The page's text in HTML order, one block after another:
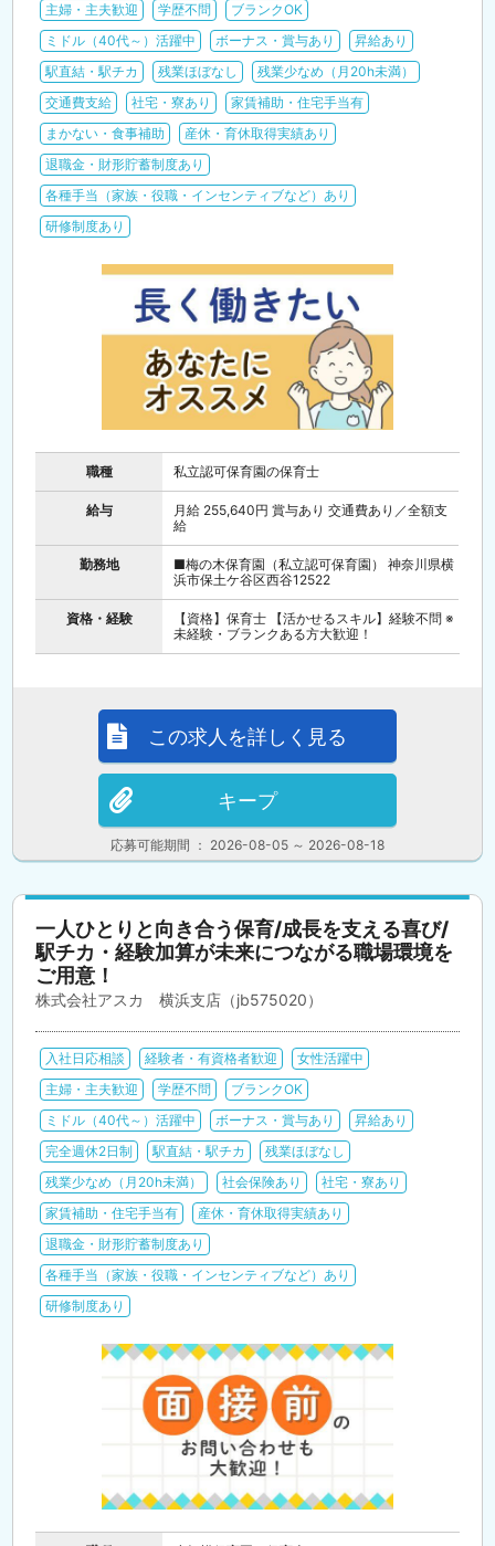
主婦・主夫歓迎
学歴不問
ブランクOK
ミドル（40代～）活躍中
ボーナス・賞与あり
昇給あり
駅直結・駅チカ
残業ほぼなし
残業少なめ（月20h未満）
交通費支給
社宅・寮あり
家賃補助・住宅手当有
まかない・食事補助
産休・育休取得実績あり
退職金・財形貯蓄制度あり
各種手当（家族・役職・インセンティブなど）あり
研修制度あり
職種 私立認可保育園の保育士
給与
月給 255,640円 賞与あり 交通費あり／全額支
給
勤務地
■梅の木保育園（私立認可保育園） 神奈川県横
浜市保土ケ谷区西谷12522
資格・経験
【資格】保育士 【活かせるスキル】経験不問 ※
未経験・ブランクある方大歓迎！
応募可能期間 ： 2026-08-05 ～ 2026-08-18
この求人を詳しく見る
キープ
一人ひとりと向き合う保育/成長を支える喜び/
駅チカ・経験加算が未来につながる職場環境を
ご用意！
株式会社アスカ 横浜支店（jb575020）
入社日応相談 経験者・有資格者歓迎
女性活躍中
主婦・主夫歓迎
学歴不問
ブランクOK
ミドル（40代～）活躍中
ボーナス・賞与あり
昇給あり
完全週休2日制
駅直結・駅チカ
残業ほぼなし
残業少なめ（月20h未満）
社会保険あり
社宅・寮あり
家賃補助・住宅手当有
産休・育休取得実績あり
退職金・財形貯蓄制度あり
各種手当（家族・役職・インセンティブなど）あり
研修制度あり